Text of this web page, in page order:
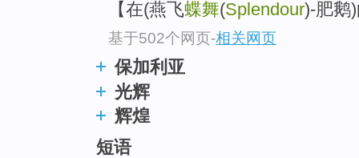
【在(燕飞蝶舞(Splendour)-肥鹅
基于502个网页-相关网页
保加利亚
光辉
辉煌
短语